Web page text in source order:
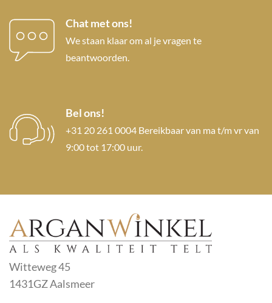
Chat met ons!
We staan klaar om al je vragen te
beantwoorden.
Bel ons!
+31 20 261 0004 Bereikbaar van ma t/m vr van
9:00 tot 17:00 uur.
Witteweg 45
1431GZ Aalsmeer